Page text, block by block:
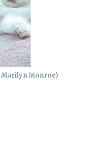
Marilyn Monroe)